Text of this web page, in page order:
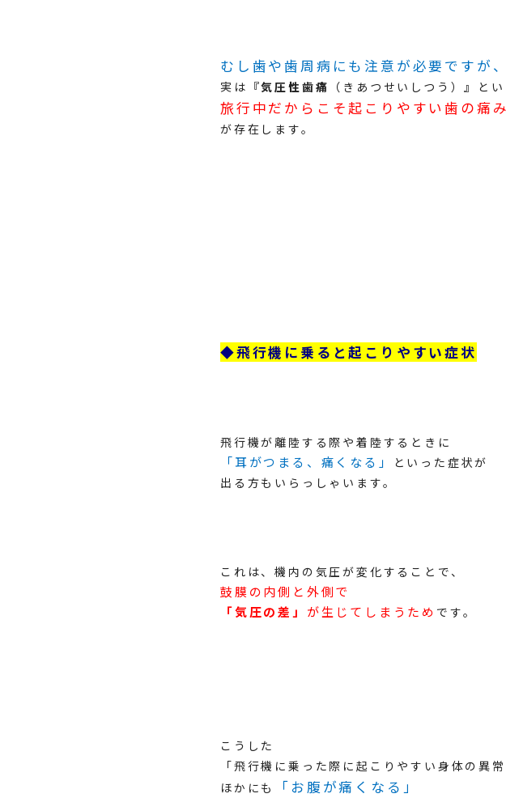
むし歯や歯周病にも注意が必要ですが、
実は 『気圧性歯痛 （きあつせいしつう）』 とい
旅行中だからこそ起こりやすい歯の痛み
が存在します。
◆飛行機に乗ると起こりやすい症状
飛行機が離陸する際や着陸するときに
「耳がつまる、痛くなる」
といった症状が
出る方もいらっしゃいます。
これは、機内の気圧が変化することで、
鼓膜の内側と外側で
「気圧の差」 が生じてしまうため です。
こうした
「飛行機に乗った際に起こりやすい身体の異常
ほかにも
「お腹が痛くなる」